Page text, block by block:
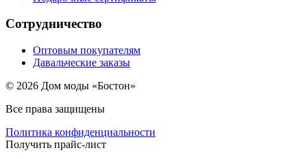
Сотрудничество
Оптовым покупателям
Давальческие заказы
© 2026 Дом моды «Бостон»
Все права защищены
Политика конфиденциальности
Получить прайс-лист